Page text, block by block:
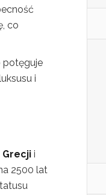
co
potęguje
i
Grecji i
2500 lat